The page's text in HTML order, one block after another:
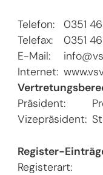
Telefon:
0351
Telefax:
0351
E-Mail:
Internet:
Präsident:
Vizepräsident:
Register-
Registerart: